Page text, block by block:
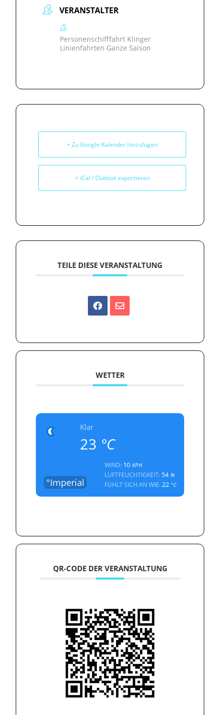
VERANSTALTER
Personenschifffahrt Klinger
Linienfahrten Ganze Saison
+ Zu Google Kalender hinzufügen
+ iCal / Outlook exportieren
TEILE DIESE VERANSTALTUNG
WETTER
Klar
23 °C
°Imperial
WIND: 10 KPH
LUFTFEUCHTIGKEIT: 54%
FÜHLT SICH AN WIE:22 °C
QR-CODE DER VERANSTALTUNG